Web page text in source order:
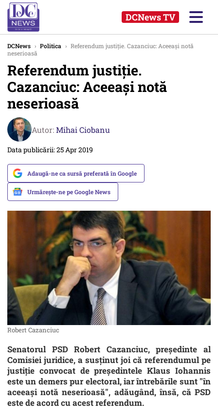
DCNews TV
DCNews › Politica › Referendum justiţie. Cazanciuc: Aceeaşi notă
neserioasă
Referendum justiţie.
Cazanciuc: Aceeaşi notă
neserioasă
Autor:Mihai Ciobanu
Data publicării: 25 Apr 2019
Adaugă-ne ca sursă preferată în Google
Urmărește-ne pe Google News
Robert Cazanciuc
Senatorul PSD Robert Cazanciuc, preşedinte al
Comisiei juridice, a susţinut joi că referendumul pe
justiţie convocat de preşedintele Klaus Iohannis
este un demers pur electoral, iar întrebările sunt "în
aceeaşi notă neserioasă", adăugând, însă, că PSD
este de acord cu acest referendum.